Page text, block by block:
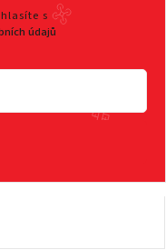
s
údajů